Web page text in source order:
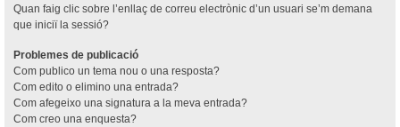
Quan faig clic sobre l’enllaç de correu electrònic d’un usuari se’m demana
que iniciï la sessió?
Problemes de publicació
Com publico un tema nou o una resposta?
Com edito o elimino una entrada?
Com afegeixo una signatura a la meva entrada?
Com creo una enquesta?